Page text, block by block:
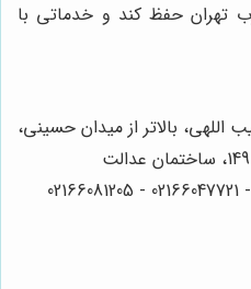
تهران حفظ کند و خدماتی با
اللهی، بالاتر از میدان حسینی،